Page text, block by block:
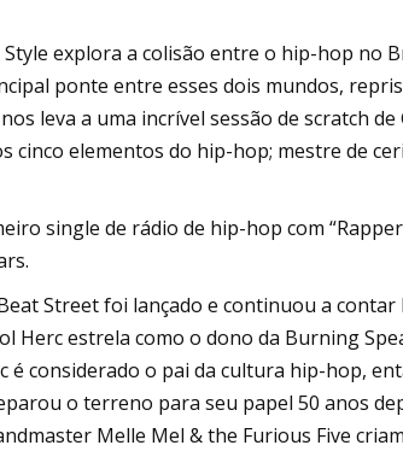
explora a colisão entre o hip-hop no
ponte entre esses dois mundos,
leva a uma incrível sessão de scratch
cinco elementos do hip-hop; mestre de
single de rádio de hip-hop com
Street foi lançado e continuou a
Herc estrela como o dono da Burning
é considerado o pai da cultura hip-hop,
o terreno para seu papel 50 anos
Melle Mel & the Furious Five